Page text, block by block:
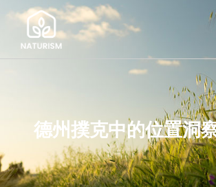
德州撲克中的位置洞